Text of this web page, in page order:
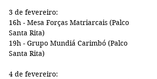
3 de fevereiro:
16h - Mesa Forças Matriarcais (Palco
Santa Rita)
19h - Grupo Mundiá Carimbó (Palco
Santa Rita)
4 de fevereiro: